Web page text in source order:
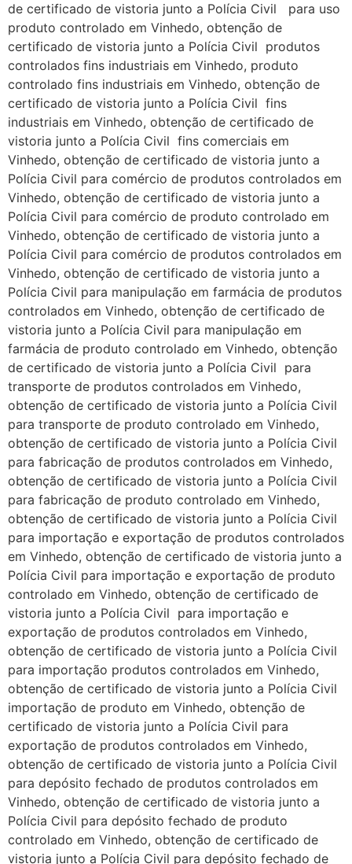
de certificado de vistoria junto a Polícia Civil para uso
produto controlado em Vinhedo, obtenção de
certificado de vistoria junto a Polícia Civil produtos
controlados fins industriais em Vinhedo, produto
controlado fins industriais em Vinhedo, obtenção de
certificado de vistoria junto a Polícia Civil fins
industriais em Vinhedo, obtenção de certificado de
vistoria junto a Polícia Civil fins comerciais em
Vinhedo, obtenção de certificado de vistoria junto a
Polícia Civil para comércio de produtos controlados em
Vinhedo, obtenção de certificado de vistoria junto a
Polícia Civil para comércio de produto controlado em
Vinhedo, obtenção de certificado de vistoria junto a
Polícia Civil para comércio de produtos controlados em
Vinhedo, obtenção de certificado de vistoria junto a
Polícia Civil para manipulação em farmácia de produtos
controlados em Vinhedo, obtenção de certificado de
vistoria junto a Polícia Civil para manipulação em
farmácia de produto controlado em Vinhedo, obtenção
de certificado de vistoria junto a Polícia Civil para
transporte de produtos controlados em Vinhedo,
obtenção de certificado de vistoria junto a Polícia Civil
para transporte de produto controlado em Vinhedo,
obtenção de certificado de vistoria junto a Polícia Civil
para fabricação de produtos controlados em Vinhedo,
obtenção de certificado de vistoria junto a Polícia Civil
para fabricação de produto controlado em Vinhedo,
obtenção de certificado de vistoria junto a Polícia Civil
para importação e exportação de produtos controlados
em Vinhedo, obtenção de certificado de vistoria junto a
Polícia Civil para importação e exportação de produto
controlado em Vinhedo, obtenção de certificado de
vistoria junto a Polícia Civil para importação e
exportação de produtos controlados em Vinhedo,
obtenção de certificado de vistoria junto a Polícia Civil
para importação produtos controlados em Vinhedo,
obtenção de certificado de vistoria junto a Polícia Civil
importação de produto em Vinhedo, obtenção de
certificado de vistoria junto a Polícia Civil para
exportação de produtos controlados em Vinhedo,
obtenção de certificado de vistoria junto a Polícia Civil
para depósito fechado de produtos controlados em
Vinhedo, obtenção de certificado de vistoria junto a
Polícia Civil para depósito fechado de produto
controlado em Vinhedo, obtenção de certificado de
vistoria junto a Polícia Civil para depósito fechado de